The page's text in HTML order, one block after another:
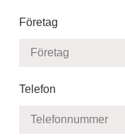
Företag
Telefon